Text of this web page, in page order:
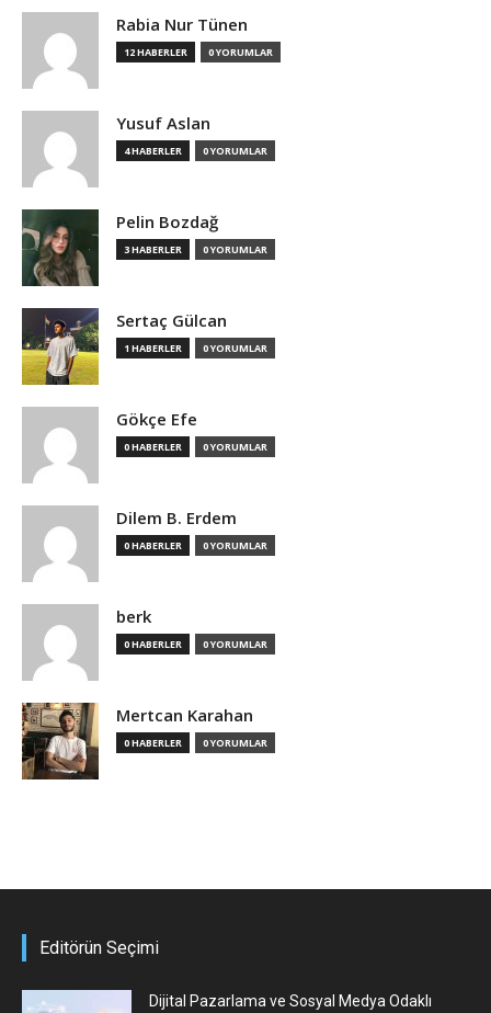
Rabia Nur Tünen
12 HABERLER 0 YORUMLAR
Yusuf Aslan
4 HABERLER 0 YORUMLAR
Pelin Bozdağ
3 HABERLER 0 YORUMLAR
Sertaç Gülcan
1 HABERLER 0 YORUMLAR
Gökçe Efe
0 HABERLER 0 YORUMLAR
Dilem B. Erdem
0 HABERLER 0 YORUMLAR
berk
0 HABERLER 0 YORUMLAR
Mertcan Karahan
0 HABERLER 0 YORUMLAR
Editörün Seçimi
Dijital Pazarlama ve Sosyal Medya Odaklı